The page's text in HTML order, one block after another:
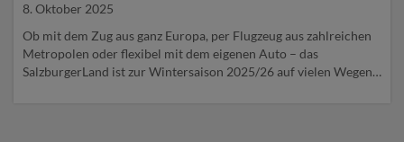
8. Oktober 2025
Ob mit dem Zug aus ganz Europa, per Flugzeug aus zahlreichen
Metropolen oder flexibel mit dem eigenen Auto – das
SalzburgerLand ist zur Wintersaison 2025/26 auf vielen Wegen